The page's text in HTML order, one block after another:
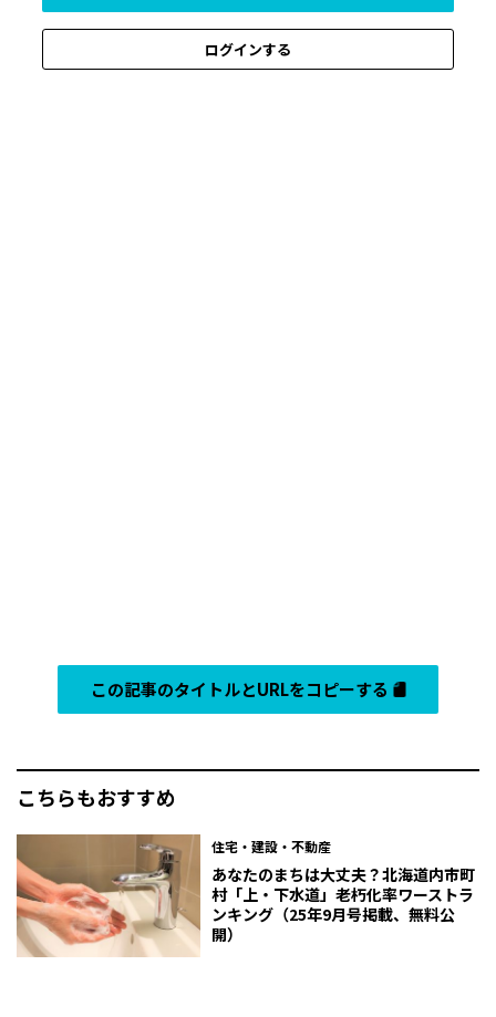
ログインする
この記事のタイトルとURLをコピーする
こちらもおすすめ
住宅・建設・不動産
あなたのまちは大丈夫？北海道内市町
村「上・下水道」老朽化率ワーストラ
ンキング（25年9月号掲載、無料公
開）